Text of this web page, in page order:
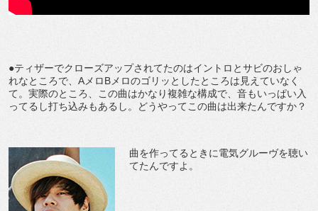
●ティザーでクローズアップされてたのはイントロとサビのおしゃ
れなところで、AメロBメロのゴリッとしたところは見えていなく
て。実際のところ、この曲はかなり複雑な構成で、音もいっぱい入
ってるし打ち込みもあるし。どうやってこの曲は出来たんですか？
曲を作ってるときに電気グルーヴを聴い
てたんですよ。